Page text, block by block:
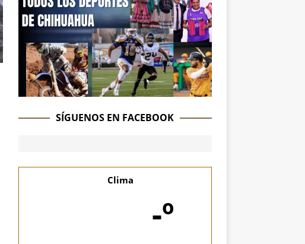
SÍGUENOS EN FACEBOOK
Clima
-º